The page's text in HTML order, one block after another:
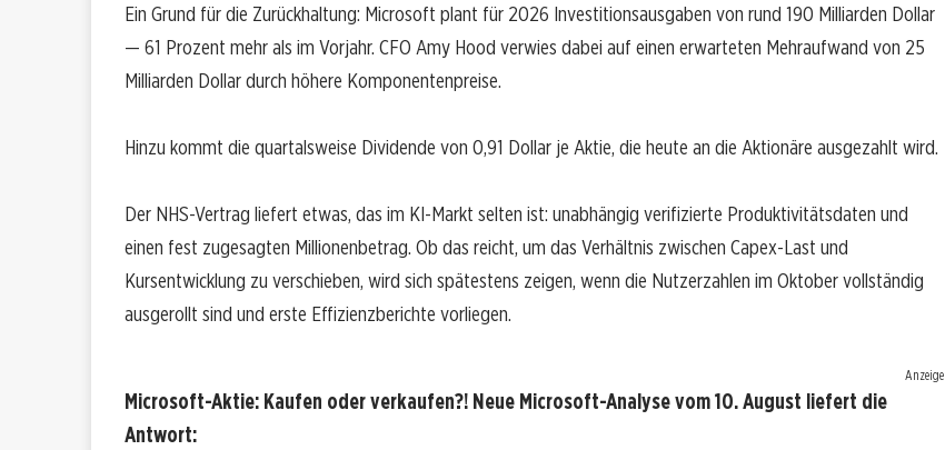
Ein Grund für die Zurückhaltung: Microsoft plant für 2026 Investitionsausgaben von rund 190 Milliarden Dollar
— 61 Prozent mehr als im Vorjahr. CFO Amy Hood verwies dabei auf einen erwarteten Mehraufwand von 25
Milliarden Dollar durch höhere Komponentenpreise.
Hinzu kommt die quartalsweise Dividende von 0,91 Dollar je Aktie, die heute an die Aktionäre ausgezahlt wird.
Der NHS-Vertrag liefert etwas, das im KI-Markt selten ist: unabhängig verifizierte Produktivitätsdaten und
einen fest zugesagten Millionenbetrag. Ob das reicht, um das Verhältnis zwischen Capex-Last und
Kursentwicklung zu verschieben, wird sich spätestens zeigen, wenn die Nutzerzahlen im Oktober vollständig
ausgerollt sind und erste Effizienzberichte vorliegen.
Anzeige
Microsoft-Aktie: Kaufen oder verkaufen?! Neue Microsoft-Analyse vom 10. August liefert die
Antwort: